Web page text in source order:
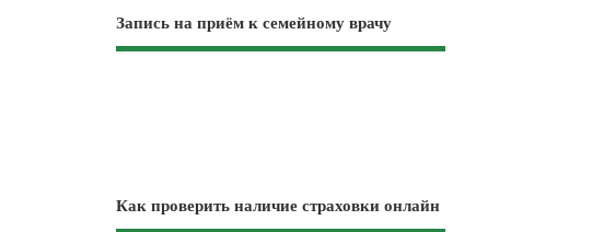
Запись на приём к семейному врачу
Как проверить наличие страховки онлайн